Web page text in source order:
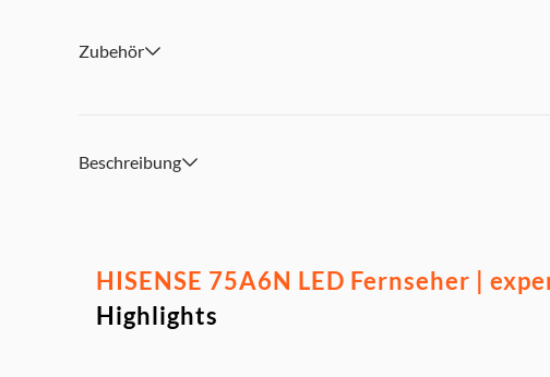
Zubehör
Beschreibung
HISENSE 75A6N LED Fernseher |
Highlights